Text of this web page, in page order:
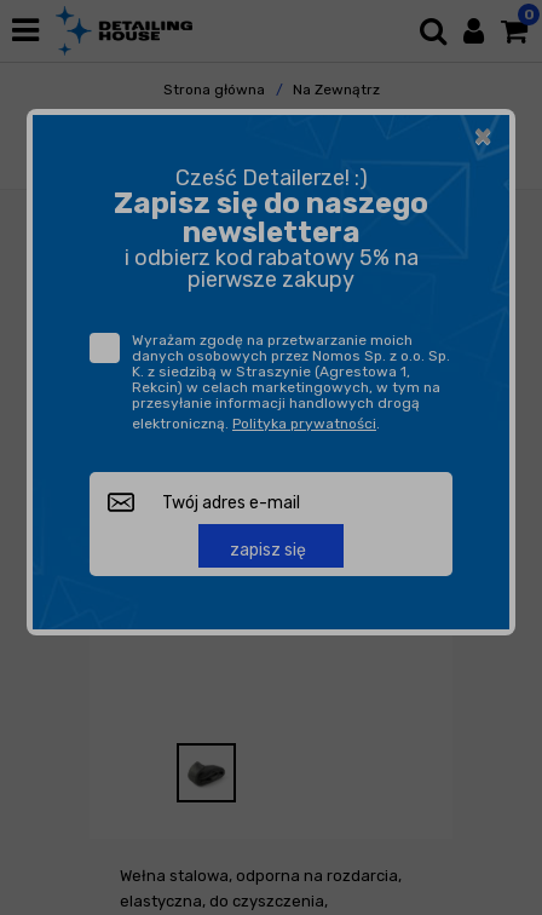
0
Strona główna
Na Zewnątrz
Elementy Metalowe
Polerowanie Metalu
Wełna stalowa, odporna na rozdarcia,
elastyczna, do czyszczenia,
×
Cześć Detailerze! :)
Zapisz się do naszego
newslettera
i odbierz kod rabatowy 5% na
pierwsze zakupy
Wyrażam zgodę na przetwarzanie moich
danych osobowych przez Nomos Sp. z o.o. Sp.
K. z siedzibą w Straszynie (Agrestowa 1,
Rekcin) w celach marketingowych, w tym na
przesyłanie informacji handlowych drogą
elektroniczną. Polityka prywatności.
zapisz się